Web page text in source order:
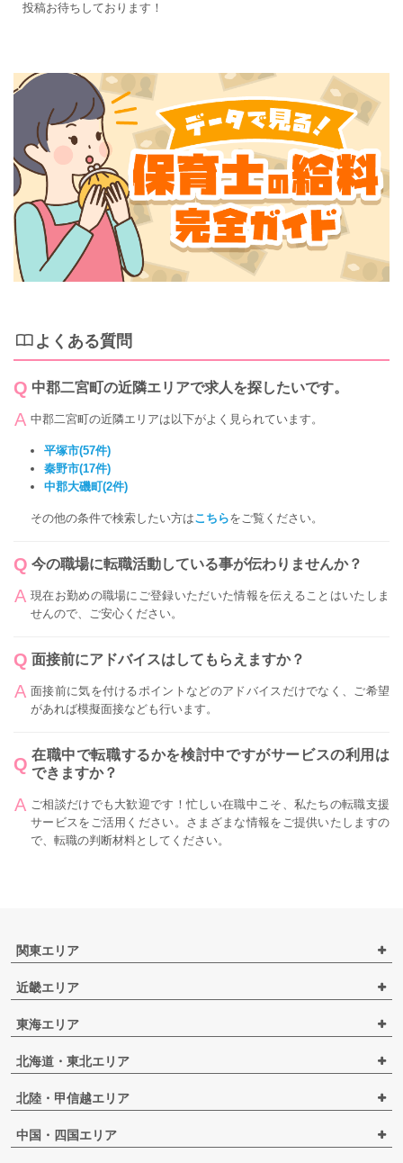
投稿お待ちしております！
よくある質問
中郡二宮町の近隣エリアで求人を探したいです。
中郡二宮町の近隣エリアは以下がよく見られています。
平塚市(57件)
秦野市(17件)
中郡大磯町(2件)
その他の条件で検索したい方はこちらをご覧ください。
今の職場に転職活動している事が伝わりませんか？
現在お勤めの職場にご登録いただいた情報を伝えることはいたしま
せんので、ご安心ください。
面接前にアドバイスはしてもらえますか？
面接前に気を付けるポイントなどのアドバイスだけでなく、ご希望
があれば模擬面接なども行います。
在職中で転職するかを検討中ですがサービスの利用は
できますか？
ご相談だけでも大歓迎です！忙しい在職中こそ、私たちの転職支援
サービスをご活用ください。さまざまな情報をご提供いたしますの
で、転職の判断材料としてください。
関東エリア
近畿エリア
東海エリア
北海道・東北エリア
北陸・甲信越エリア
中国・四国エリア